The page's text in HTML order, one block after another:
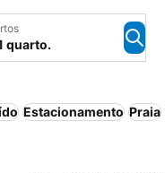
quarto.
Estacionamento Praia